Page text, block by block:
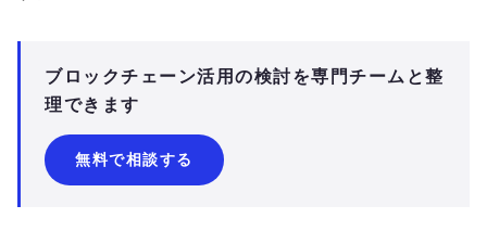
ブロックチェーン活用の検討を専門チームと整
理できます
無料で相談する